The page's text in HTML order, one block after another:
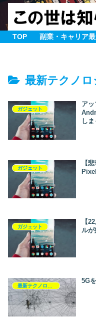
TOP 副業・キャリア
最新テクノロ
ガジェット
ア
し
ガジェット
【
ガジェット
【
ルが
5G